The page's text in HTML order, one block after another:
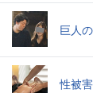
巨人
性被